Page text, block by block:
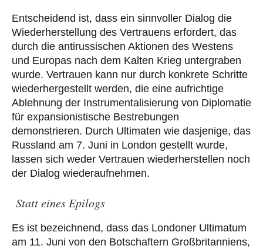
Entscheidend ist, dass ein sinnvoller Dialog die
Wiederherstellung des Vertrauens erfordert, das
durch die antirussischen Aktionen des Westens
und Europas nach dem Kalten Krieg untergraben
wurde. Vertrauen kann nur durch konkrete Schritte
wiederhergestellt werden, die eine aufrichtige
Ablehnung der Instrumentalisierung von Diplomatie
für expansionistische Bestrebungen
demonstrieren. Durch Ultimaten wie dasjenige, das
Russland am 7. Juni in London gestellt wurde,
lassen sich weder Vertrauen wiederherstellen noch
der Dialog wiederaufnehmen.
Statt eines Epilogs
Es ist bezeichnend, dass das Londoner Ultimatum
am 11. Juni von den Botschaftern Großbritanniens,